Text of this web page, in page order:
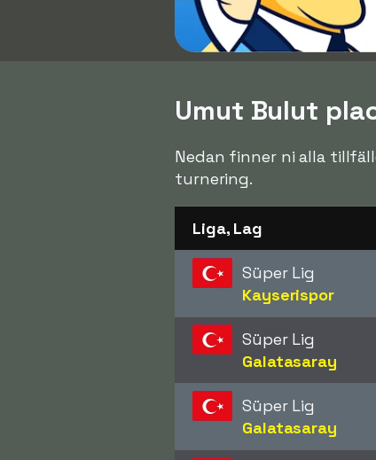
Umut Bulut
Nedan finner ni alla
turnering.
Liga, Lag
Süper Lig
Kayserispor
Süper Lig
Galatasaray
Süper Lig
Galatasaray